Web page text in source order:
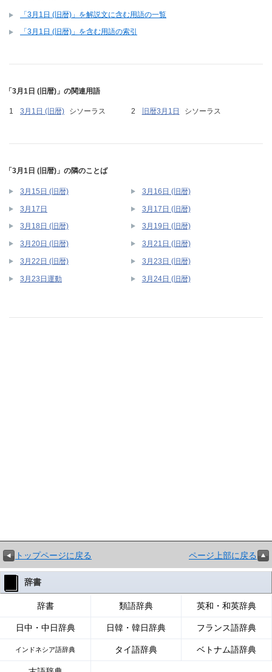
「3月1日 (旧暦)」を解説文に含む用語の一覧
「3月1日 (旧暦)」を含む用語の索引
「3月1日 (旧暦)」の関連用語
3月1日 (旧暦) シソーラス 旧暦3月1日 シソーラス
「3月1日 (旧暦)」の隣のことば
3月15日 (旧暦) 3月16日 (旧暦)
3月17日 3月17日 (旧暦)
3月18日 (旧暦) 3月19日 (旧暦)
3月20日 (旧暦) 3月21日 (旧暦)
3月22日 (旧暦) 3月23日 (旧暦)
3月23日運動 3月24日 (旧暦)
トップページに戻る ページ上部に戻る
辞書
辞書 類語辞典 英和・和英辞典
日中・中日辞典 日韓・韓日辞典 フランス語辞典
インドネシア語辞典 タイ語辞典 ベトナム語辞典